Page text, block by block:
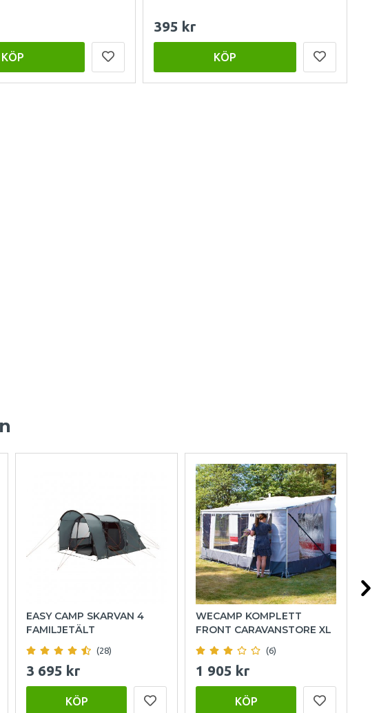
KÖP
395 kr
KÖP
EASY CAMP SKARVAN 4
FAMILJETÄLT
(28)
3 695 kr
KÖP
WECAMP KOMPLETT
FRONT CARAVANSTORE XL
(6)
1 905 kr
KÖP